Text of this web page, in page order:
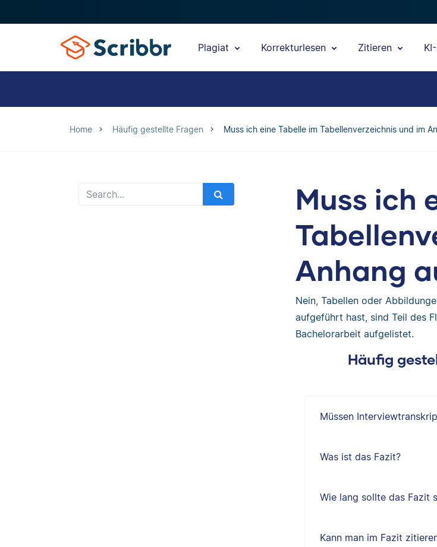
Plagiat Korrekturlesen Zitieren
Home Häufig gestellte Fragen Muss ich eine Tabelle im Tabellenverzeichnis und im
Muss ich
Anhang
Nein, Tabellen oder
aufgeführt hast, sind Teil des
Bachelorarbeit aufgelistet.
Häufig
Müssen
Was ist das Fazit?
Wie lang sollte das Fazit
Kann man im Fazit